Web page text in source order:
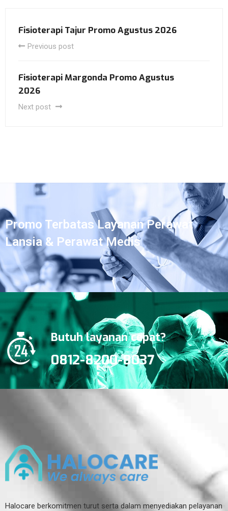
Fisioterapi Tajur Promo Agustus 2026
Previous post
Fisioterapi Margonda Promo Agustus
2026
Next post
Promo Terbatas Layanan Perawat
Lansia & Perawat Medis
Butuh layanan cepat?
0812-8200-8037
Halocare berkomitmen turut serta dalam menyediakan pelayanan